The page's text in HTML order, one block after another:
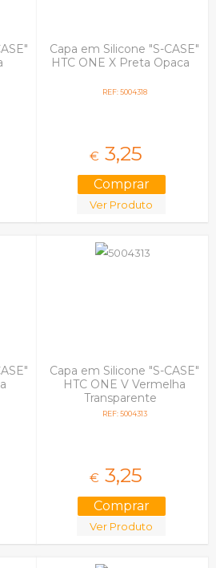
Capa em Silicone "S-CASE"
HTC ONE X Preta Opaca
REF: 5004318
€ 3,25
Ver Produto
Capa em Silicone "S-CASE"
HTC ONE V Vermelha
Transparente
REF: 5004313
€ 3,25
Ver Produto